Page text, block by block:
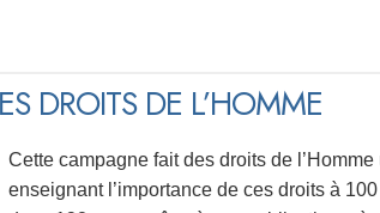
DROITS DE L’HOMME
Cette campagne fait des droits de
enseignant l’importance de ces droits à